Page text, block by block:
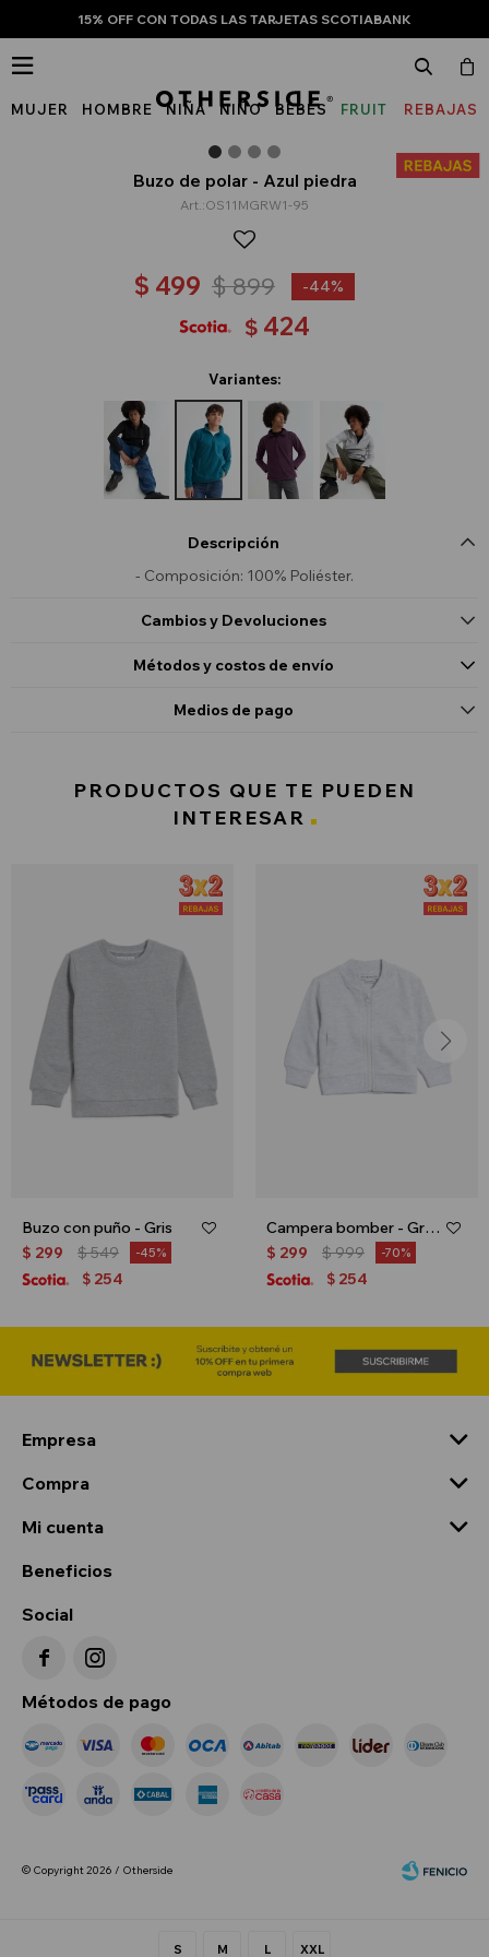
15% OFF CON TODAS LAS TARJETAS SCOTIABANK
MUJER HOMBRE NIÑA NIÑO BEBÉS
FRUIT
THE
REBAJAS

Buzo de polar - Azul piedra
OS11MGRW1-95
$ 499 $899 44
$ 424
Variantes:
S M L XXL
Descripción
- Composición: 100% Poliéster.
Cambios y Devoluciones
Métodos y costos de envío
Medios de pago
PRODUCTOS QUE TE PUEDEN
INTERESAR
Buzo con puño - Gris
$ 299 $549 45
$ 254
Campera bomber - Gris melange
$ 299 $999 70
$ 254
Empresa
Compra
Mi cuenta
Beneficios
Social
 
Métodos de pago
© Copyright 2026 / Otherside